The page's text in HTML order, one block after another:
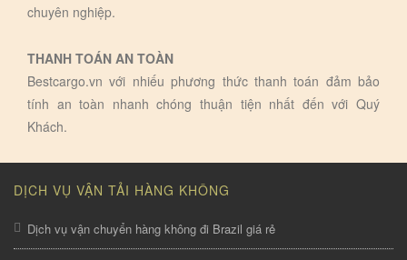
chuyên nghiệp.
THANH TOÁN AN TOÀN
Bestcargo.vn với nhiếu phương thức thanh toán đảm bảo
tính an toàn nhanh chóng thuận tiện nhất đến với Quý
Khách.
DỊCH VỤ VẬN TẢI HÀNG KHÔNG
Dịch vụ vận chuyển hàng không đi Brazil giá rẻ